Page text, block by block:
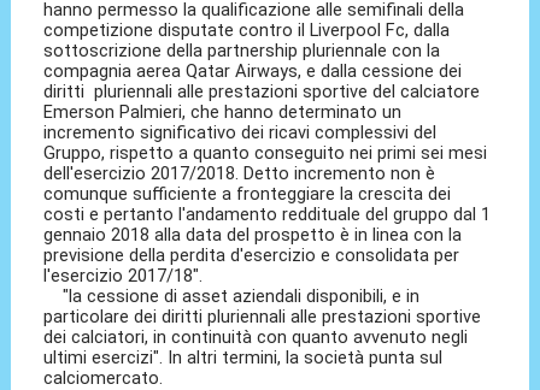
hanno permesso la qualificazione alle semifinali della
competizione disputate contro il Liverpool Fc, dalla
sottoscrizione della partnership pluriennale con la
compagnia aerea Qatar Airways, e dalla cessione dei
diritti pluriennali alle prestazioni sportive del calciatore
Emerson Palmieri, che hanno determinato un
incremento significativo dei ricavi complessivi del
Gruppo, rispetto a quanto conseguito nei primi sei mesi
dell'esercizio 2017/2018. Detto incremento non è
comunque sufficiente a fronteggiare la crescita dei
costi e pertanto l'andamento reddituale del gruppo dal 1
gennaio 2018 alla data del prospetto è in linea con la
previsione della perdita d'esercizio e consolidata per
l'esercizio 2017/18″.
"la cessione di asset aziendali disponibili, e in
particolare dei diritti pluriennali alle prestazioni sportive
dei calciatori, in continuità con quanto avvenuto negli
ultimi esercizi". In altri termini, la società punta sul
calciomercato.